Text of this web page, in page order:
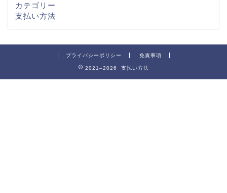
カテゴリー
支払い方法
プライバシーポリシー 免責事項
2021–2026 支払い方法